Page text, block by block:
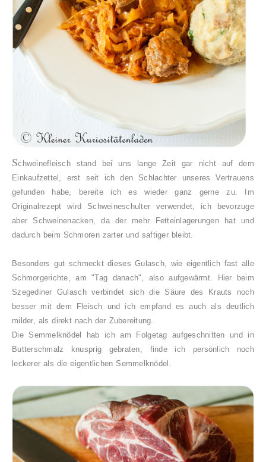
Schweinefleisch stand bei uns lange Zeit gar nicht auf dem
Einkaufzettel, erst seit ich den Schlachter unseres Vertrauens
gefunden habe, bereite ich es wieder ganz gerne zu. Im
Originalrezept wird Schweineschulter verwendet, ich bevorzuge
aber Schweinenacken, da der mehr Fetteinlagerungen hat und
dadurch beim Schmoren zarter und saftiger bleibt.
Besonders gut schmeckt dieses Gulasch, wie eigentlich fast alle
Schmorgerichte, am "Tag danach", also aufgewärmt. Hier beim
Szegediner Gulasch verbindet sich die Säure des Krauts noch
besser mit dem Fleisch und ich empfand es auch als deutlich
milder, als direkt nach der Zubereitung.
Die Semmelknödel hab ich am Folgetag aufgeschnitten und in
Butterschmalz knusprig gebraten, finde ich persönlich noch
leckerer als die eigentlichen Semmelknödel.